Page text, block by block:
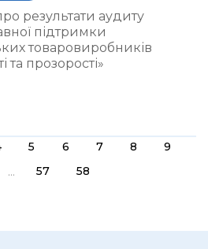
результати аудиту
підтримки
товаровиробників
та прозорості»
5 6 7 8
9
... 57 58